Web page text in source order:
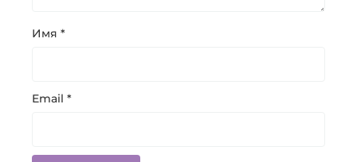
Имя *
Email *